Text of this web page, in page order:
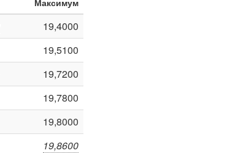
Максимум
19,4000
19,5100
19,7200
19,7800
19,8000
19,8600